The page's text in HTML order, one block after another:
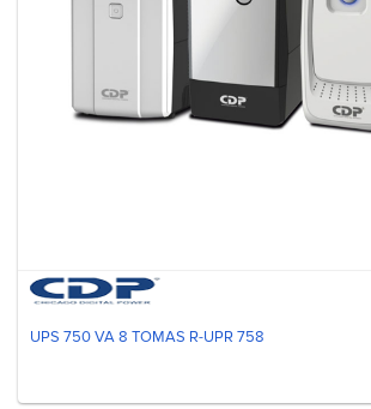
UPS 750 VA 8 TOMAS R-UPR 758